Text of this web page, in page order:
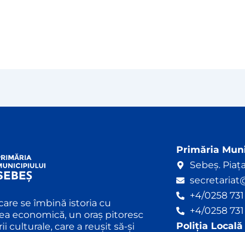
se îmbină istoria cu
economică, un oraș pitoresc
culturale, care a reușit să-și
Primăria
Sebeș.
+4/0258
+4/0258
Poliția Locală